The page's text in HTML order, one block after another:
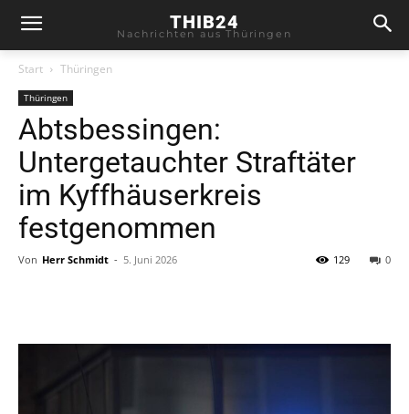
THIB24
Nachrichten aus Thüringen
Start Thüringen
Thüringen
Abtsbessingen:
Untergetauchter Straftäter
im Kyffhäuserkreis
festgenommen
Von Herr Schmidt - 5. Juni 2026 0
129